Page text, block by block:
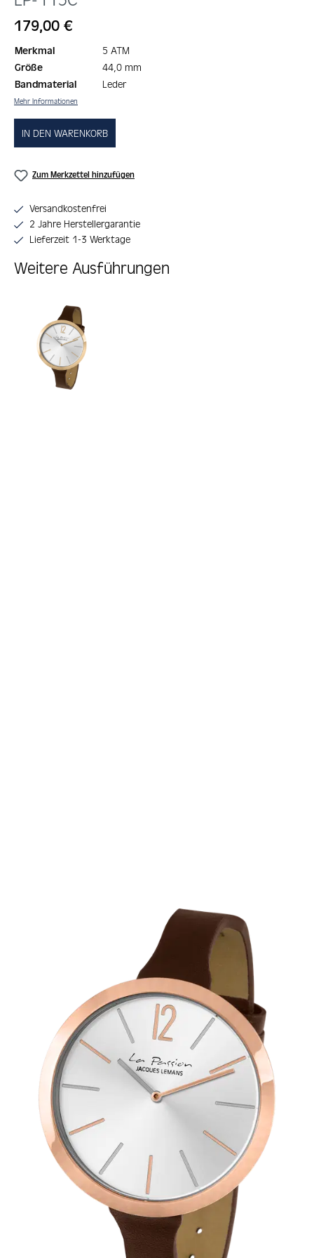
Regulärer Preis:
179,00 €
Merkmal
5 ATM
Größe
44,0 mm
Bandmaterial
Leder
Mehr Informationen
IN DEN WARENKORB
Zum Merkzettel hinzufügen
Versandkostenfrei
2 Jahre Herstellergarantie
Lieferzeit 1-3 Werktage
Weitere Ausführungen
Produktgalerie überspringen